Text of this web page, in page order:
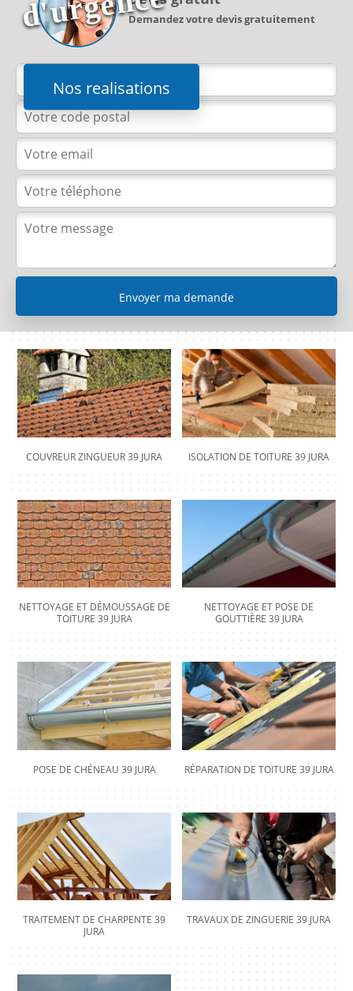
Nos realisations
Demandez votre devis gratuitement
COUVREUR ZINGUEUR 39 JURA ISOLATION DE TOITURE 39 JURA
NETTOYAGE ET DÉMOUSSAGE DE
TOITURE 39 JURA
NETTOYAGE ET POSE DE
GOUTTIÈRE 39 JURA
POSE DE CHÉNEAU 39 JURA RÉPARATION DE TOITURE 39 JURA
TRAITEMENT DE CHARPENTE 39
JURA
TRAVAUX DE ZINGUERIE 39 JURA